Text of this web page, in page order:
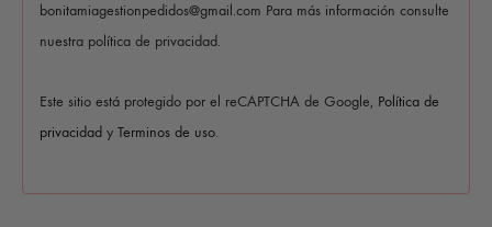
bonitamiagestionpedidos@gmail.com Para más información consulte
nuestra política de privacidad.
Este sitio está protegido por el reCAPTCHA de Google, Política de
privacidad y Terminos de uso.